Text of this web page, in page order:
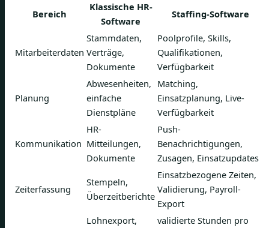
Bereich
Klassische HR-
Software
Staffing-Software
Mitarbeiterdaten
Stammdaten,
Verträge,
Dokumente
Poolprofile, Skills,
Qualifikationen,
Verfügbarkeit
Planung
Abwesenheiten,
einfache
Dienstpläne
Matching,
Einsatzplanung, Live-
Verfügbarkeit
Kommunikation
HR-
Mitteilungen,
Dokumente
Push-
Benachrichtigungen,
Zusagen, Einsatzupdates
Zeiterfassung
Stempeln,
Überzeitberichte
Einsatzbezogene Zeiten,
Validierung, Payroll-
Export
Lohnexport,
validierte Stunden pro